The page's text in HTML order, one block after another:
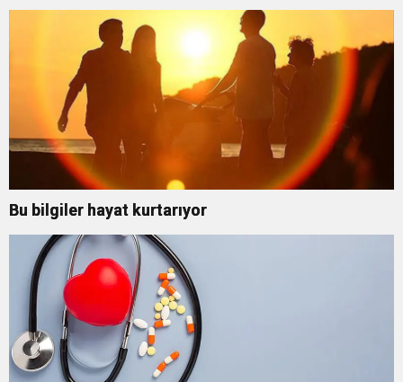
Bu bilgiler hayat kurtarıyor